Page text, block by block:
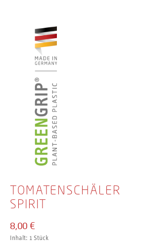
TOMATENSCHÄLER
SPIRIT
8,00 €
Inhalt: 1 Stück